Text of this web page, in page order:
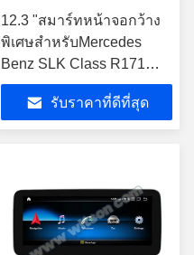
12.3 "สมาร์ทหน้าจอกว้าง
พิเศษสำหรับMercedes
Benz SLK Class R171
SLK200 SLK280 SLK300
2000-2011รับราคาที่ดีที่สุด